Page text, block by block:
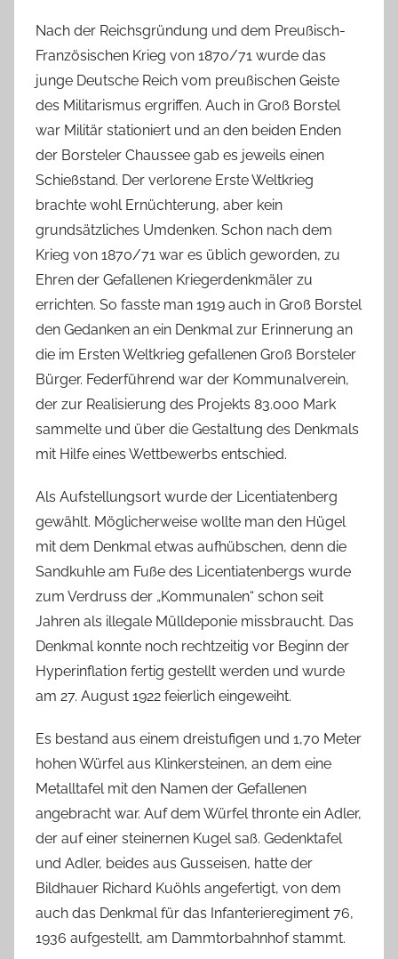
Nach der Reichsgründung und dem Preußisch-
Französischen Krieg von 1870/71 wurde das
junge Deutsche Reich vom preußischen Geiste
des Militarismus ergriffen. Auch in Groß Borstel
war Militär stationiert und an den beiden Enden
der Borsteler Chaussee gab es jeweils einen
Schießstand. Der verlorene Erste Weltkrieg
brachte wohl Ernüchterung, aber kein
grundsätzliches Umdenken. Schon nach dem
Krieg von 1870/71 war es üblich geworden, zu
Ehren der Gefallenen Kriegerdenkmäler zu
errichten. So fasste man 1919 auch in Groß Borstel
den Gedanken an ein Denkmal zur Erinnerung an
die im Ersten Weltkrieg gefallenen Groß Borsteler
Bürger. Federführend war der Kommunalverein,
der zur Realisierung des Projekts 83.000 Mark
sammelte und über die Gestaltung des Denkmals
mit Hilfe eines Wettbewerbs entschied.
Als Aufstellungsort wurde der Licentiatenberg
gewählt. Möglicherweise wollte man den Hügel
mit dem Denkmal etwas aufhübschen, denn die
Sandkuhle am Fuße des Licentiatenbergs wurde
zum Verdruss der „Kommunalen“ schon seit
Jahren als illegale Mülldeponie missbraucht. Das
Denkmal konnte noch rechtzeitig vor Beginn der
Hyperinflation fertig gestellt werden und wurde
am 27. August 1922 feierlich eingeweiht.
Es bestand aus einem dreistufigen und 1,70 Meter
hohen Würfel aus Klinkersteinen, an dem eine
Metalltafel mit den Namen der Gefallenen
angebracht war. Auf dem Würfel thronte ein Adler,
der auf einer steinernen Kugel saß. Gedenktafel
und Adler, beides aus Gusseisen, hatte der
Bildhauer Richard Kuöhls angefertigt, von dem
auch das Denkmal für das Infanterieregiment 76,
1936 aufgestellt, am Dammtorbahnhof stammt.